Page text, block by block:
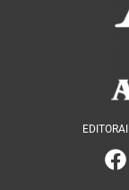
EDITORA